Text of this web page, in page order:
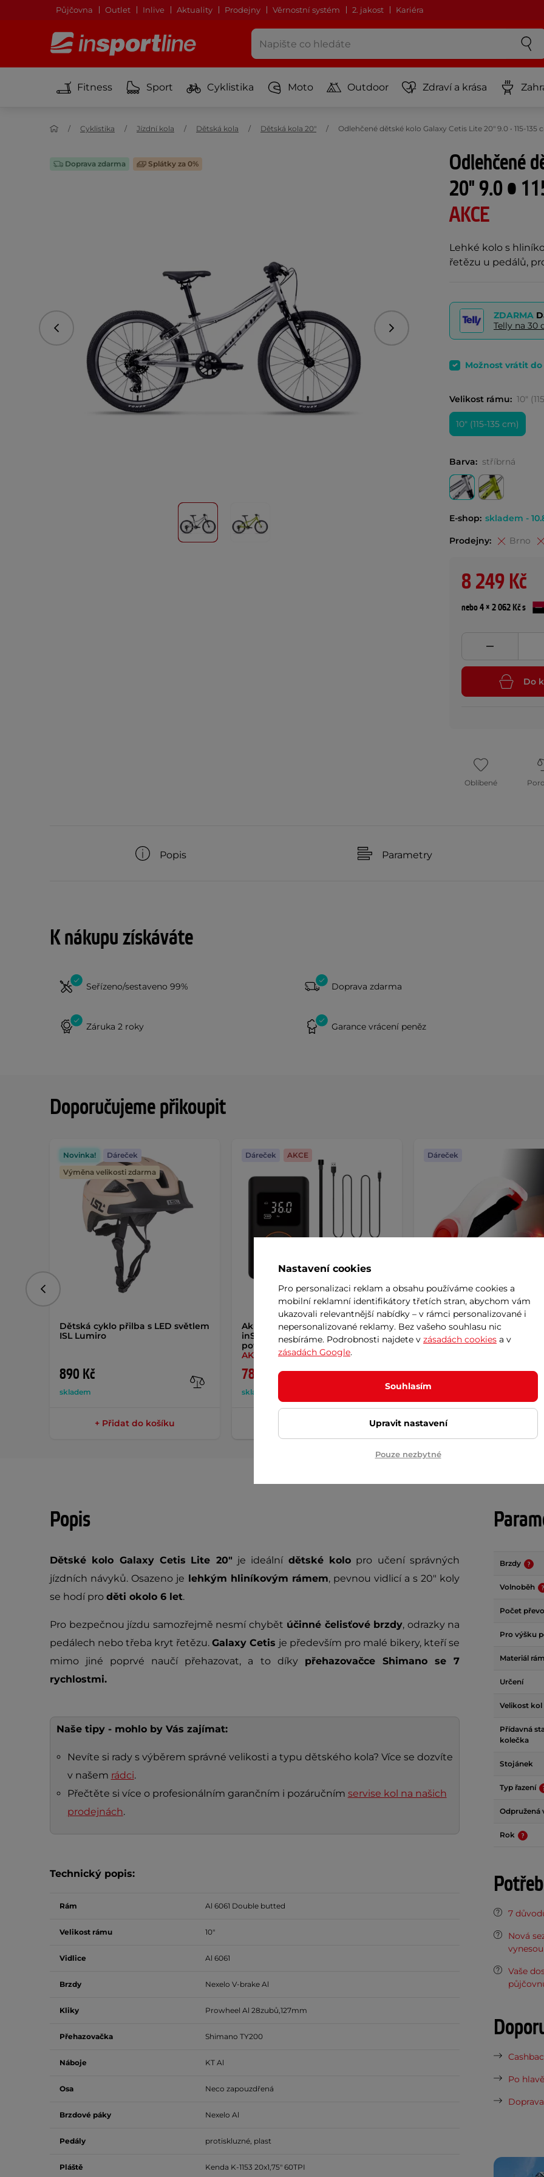
Půjčovna Outlet Inlive Aktuality Prodejny Věrnostní systém 2. jakost Kariéra
Fitness Sport Cyklistika Moto Outdoor Zdraví a krása
Cyklistika Jízdní kola Dětská kola Dětská kola 20" Odlehčené dětské kolo Galaxy Cetis Lite 20" 9.0 • 115-
Odlehčené
20" 9.0 •
AKCE
Lehké kolo s
řetězu u pedálů,
Doprava zdarma Splátky za 0%
Předchozí Následující
ZDARMA
Telly na 30
Možnost vrátit
Velikost rámu: 10"
10" (115-135 cm)
Barva: stříbrná
E-shop: skladem -
Prodejny: Brno
8 249 Kč
nebo 4 × 2 062 Kč s
Do
Oblíbené
Popis Parametry
K nákupu získáváte
Seřízeno/sestaveno 99% Doprava zdarma
Záruka 2 roky Garance vrácení peněz
Doporučujeme přikoupit
Dětská cyklo přilba s LED světlem
ISL Lumiro
890 Kč
skladem
Novinka!
Dáreček
Výměna velikosti zdarma
+ Přidat do košíku
Akumulátorová pumpa
inSPORTline Gaberila s
powerbankou a LED světlem
AKCE
789 Kč
skladem
Dáreček AKCE
Upínací svítící pásek na
nebo nohu inSPORTline
169 Kč
skladem
Dáreček
Předchozí
Popis
Dětské kolo Galaxy Cetis Lite 20" je ideální dětské kolo pro učení správných
jízdních návyků. Osazeno je lehkým hliníkovým rámem, pevnou vidlicí a s 20" koly
se hodí pro děti okolo 6 let.
Pro bezpečnou jízdu samozřejmě nesmí chybět účinné čelisťové brzdy, odrazky na
pedálech nebo třeba kryt řetězu. Galaxy Cetis je především pro malé bikery, kteří se
mimo jiné poprvé naučí přehazovat, a to díky přehazovačce Shimano se 7
rychlostmi.
Naše tipy - mohlo by Vás zajímat:
Nevíte si rady s výběrem správné velikosti a typu dětského kola? Více se dozvíte
v našem rádci.
Přečtěte si více o profesionálním garančním i pozáručním servise kol na našich
prodejnách.
Technický popis:
Rám Al 6061 Double butted
Velikost rámu 10"
Vidlice Al 6061
Brzdy Nexelo V-brake Al
Kliky Prowheel Al 28zubů,127mm
Přehazovačka Shimano TY200
Náboje KT Al
Osa Neco zapouzdřená
Brzdové páky Nexelo Al
Pedály protiskluzné, plast
Pláště Kenda K-1153 20x1,75" 60TPI
Brzdy
Volnoběh
Počet
Pro výšku
Materiál
Určení
Velikost kol
Přídavná
kolečka
Stojánek
Typ řazení
Odpružená
Rok
7
Nová
Vaše
Po
Nastavení cookies
Pro personalizaci reklam a obsahu používáme cookies a
mobilní reklamní identifikátory třetích stran, abychom vám
ukazovali relevantnější nabídky – v rámci personalizované i
nepersonalizované reklamy. Bez vašeho souhlasu nic
nesbíráme. Podrobnosti najdete v zásadách cookies a v
zásadách Google.
Souhlasím
Upravit nastavení
Pouze nezbytné